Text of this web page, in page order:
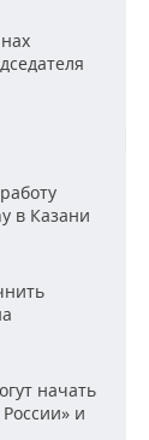
в Казани
начать
и